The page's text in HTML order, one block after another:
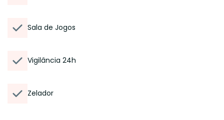
Sala de Jogos
Vigilância 24h
Zelador